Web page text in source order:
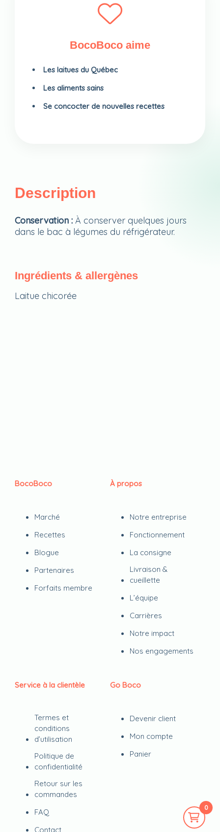
0
Description
Conservation : À conserver quelques jours
dans le bac à légumes du réfrigérateur.
Ingrédients & allergènes
Laitue chicorée
BocoBoco aime
Les laitues du Québec
Les aliments sains
Se concocter de nouvelles recettes
BocoBoco
Marché
Recettes
Blogue
Partenaires
Forfaits membre
À propos
Notre entreprise
Fonctionnement
La consigne
Livraison &
cueillette
L’équipe
Carrières
Notre impact
Nos engagements
Service à la clientèle
Termes et
conditions
d’utilisation
Politique de
confidentialité
Retour sur les
commandes
FAQ
Contact
Go Boco
Devenir client
Mon compte
Panier